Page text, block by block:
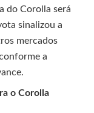
do Corolla será
sinalizou a
mercados
a
o Corolla